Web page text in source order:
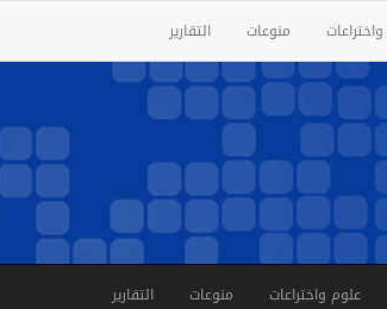
منوعات التقارير
علوم واختراعات منوعات التقارير